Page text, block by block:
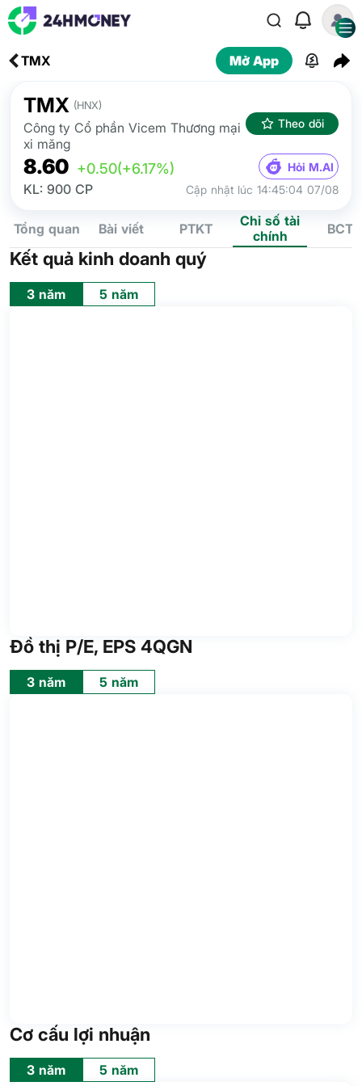
TMX Mở App
TMX (HNX)
Công ty Cổ phần Vicem Thương mại
xi măng
Theo dõi
8.60 +0.50(+6.17%) Hỏi M.AI
KL: 900 CP Cập nhật lúc 14:45:04 07/08
Tổng quan Bài viết PTKT
Chỉ số tài
chính
BCTC
Kết quả kinh doanh quý
3 năm 5 năm
Đồ thị P/E, EPS 4QGN
3 năm 5 năm
Cơ cấu lợi nhuận
3 năm 5 năm